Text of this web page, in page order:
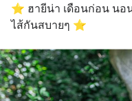
⭐️ ฮายีน่า เดือนก่อน นอ
ไส้กันสบายๆ ⭐️